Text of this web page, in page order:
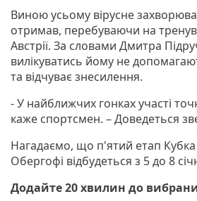
Виною усьому вірусне
отримав, перебуваючи на
Австрії. За словами Дмитра
вилікуватись йому не
та відчуває знесилення.
- У найближчих гонках участі
каже спортсмен. – Доведеться
Нагадаємо, що п'ятий етап Кубка
Обергофі відбудеться з 5 до 8
Додайте 20 хвилин до